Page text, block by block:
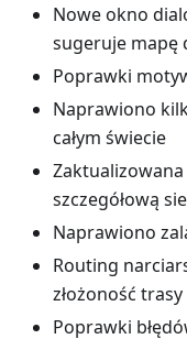
Nowe okno
sugeruje mapę
Poprawki
Naprawiono
całym świecie
szczegółową
Naprawiono
Routing
złożoność
Poprawki